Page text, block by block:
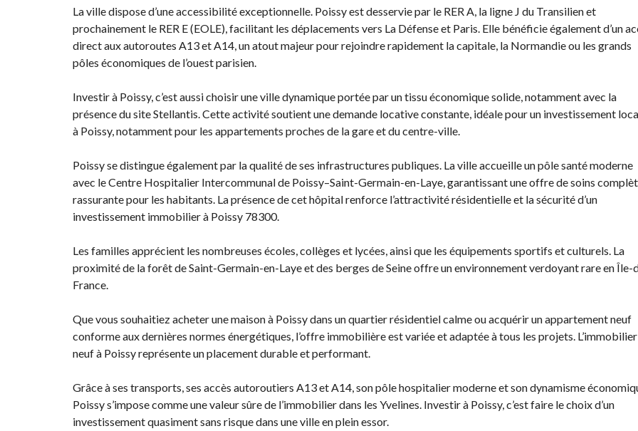
La ville dispose d’une accessibilité exceptionnelle. Poissy est desservie par le RER A, la ligne J du Transilien et
prochainement le RER E (EOLE), facilitant les déplacements vers La Défense et Paris. Elle bénéficie également d’un
direct aux autoroutes A13 et A14, un atout majeur pour rejoindre rapidement la capitale, la Normandie ou les grands
pôles économiques de l’ouest parisien.
Investir à Poissy, c’est aussi choisir une ville dynamique portée par un tissu économique solide, notamment avec la
présence du site Stellantis. Cette activité soutient une demande locative constante, idéale pour un investissement
à Poissy, notamment pour les appartements proches de la gare et du centre-ville.
Poissy se distingue également par la qualité de ses infrastructures publiques. La ville accueille un pôle santé moderne
avec le Centre Hospitalier Intercommunal de Poissy–Saint-Germain-en-Laye, garantissant une offre de soins
rassurante pour les habitants. La présence de cet hôpital renforce l’attractivité résidentielle et la sécurité d’un
investissement immobilier à Poissy 78300.
Les familles apprécient les nombreuses écoles, collèges et lycées, ainsi que les équipements sportifs et culturels. La
proximité de la forêt de Saint-Germain-en-Laye et des berges de Seine offre un environnement verdoyant rare en Île-
France.
Que vous souhaitiez acheter une maison à Poissy dans un quartier résidentiel calme ou acquérir un appartement neuf
conforme aux dernières normes énergétiques, l’offre immobilière est variée et adaptée à tous les projets. L’immobilier
neuf à Poissy représente un placement durable et performant.
Grâce à ses transports, ses accès autoroutiers A13 et A14, son pôle hospitalier moderne et son dynamisme
Poissy s’impose comme une valeur sûre de l’immobilier dans les Yvelines. Investir à Poissy, c’est faire le choix d’un
investissement quasiment sans risque dans une ville en plein essor.